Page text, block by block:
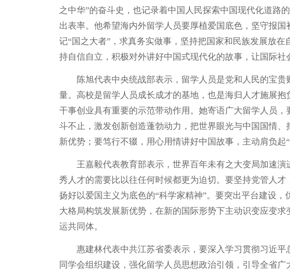
之中华”的奋斗史，也记录着中国人民探索中国现代化道路
出表率。他希望海内外留学人员要厚植爱国底色，坚守报
记“国之大者”，求真务实做事，坚持把国家和民族发展放
持自信自立，积极对外讲好中国式现代化的故事，让国际
陈旭代表中央统战部表示，留学人员是党和人民的宝
量。高校是留学人员成长成才的基地，也是海归人才施展
干事创业具有重要的示范带动作用。她寄语广大留学人员
斗不止，激发创新创造蓬勃动力，把世界眼光与中国国情
新优势；要笃行不辍，用心用情讲好中国故事，主动肩负
王嘉毅代表教育部表示，世界百年未有之大变局加速
秀人才的需要比以往任何时候都更为迫切。要坚持党管人
扬好以爱国主义为底色的“科学家精神”。要突出平台建设
大格局构筑发展新优势，在新的国际形势下主动识变应变
运共同体。
惠建林代表中共江苏省委表示，要深入学习贯彻习近
同学会组织建设，强化留学人员思想政治引领，引导全省